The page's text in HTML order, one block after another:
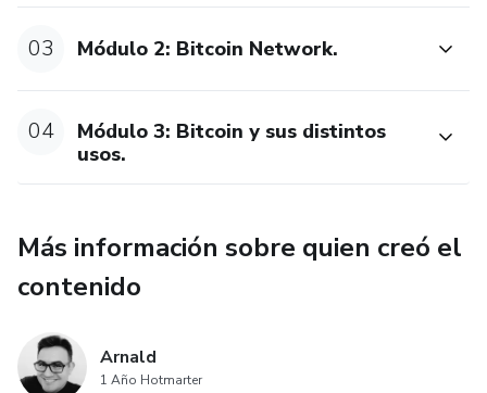
03 Módulo 2: Bitcoin Network.
04
Módulo 3: Bitcoin y sus distintos
usos.
Más información sobre quien creó el
contenido
Arnald
1 Año Hotmarter